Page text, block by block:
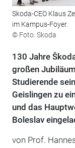
Skoda-CEO Klaus
im Kampus-Foyer.
© Foto: Skoda
130 Jahre
großen
Studierende
Geislingen zu
und das
Boleslav
von Prof.